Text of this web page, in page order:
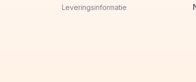
Leveringsinformatie